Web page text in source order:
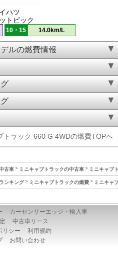
ハツ
トピック
10・15 14.0km/L
ルの燃費情報
トラック 660 G 4WDの燃費TOPへ
古車 ミニキャブトラックの中古車 ミニキャブ
ンキング ミニキャブトラックの燃費 ミニキャ
カーセンサーエッジ・輸入車
中古車リース
リシー
利用規約
お問い合わせ